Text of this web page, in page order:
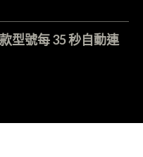
型號每 35 秒自動連